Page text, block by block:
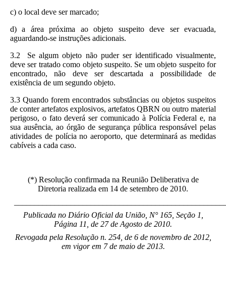
c) o local deve ser marcado;
d) a área próxima ao objeto suspeito deve ser evacuada,
aguardando-se instruções adicionais.
3.2 Se algum objeto não puder ser identificado visualmente,
deve ser tratado como objeto suspeito. Se um objeto suspeito for
encontrado, não deve ser descartada a possibilidade de
existência de um segundo objeto.
3.3 Quando forem encontrados substâncias ou objetos suspeitos
de conter artefatos explosivos, artefatos QBRN ou outro material
perigoso, o fato deverá ser comunicado à Polícia Federal e, na
sua ausência, ao órgão de segurança pública responsável pelas
atividades de polícia no aeroporto, que determinará as medidas
cabíveis a cada caso.
(*) Resolução confirmada na Reunião Deliberativa de
Diretoria realizada em 14 de setembro de 2010.
Publicada no Diário Oficial da União, N° 165, Seção 1,
Página 11, de 27 de Agosto de 2010.
Revogada pela Resolução n. 254, de 6 de novembro de 2012,
em vigor em 7 de maio de 2013.